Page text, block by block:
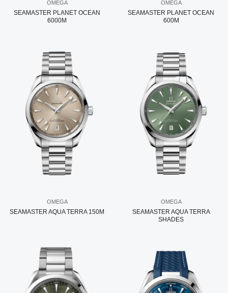
OMEGA
SEAMASTER PLANET OCEAN
6000M
OMEGA
SEAMASTER PLANET OCEAN
600M
OMEGA
SEAMASTER AQUA TERRA 150M
OMEGA
SEAMASTER AQUA TERRA
SHADES